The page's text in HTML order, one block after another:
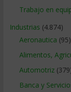
Trabajo en
Industrias (4.874)
Aeronautica (95)
Alimentos,
Automotriz
Banca y